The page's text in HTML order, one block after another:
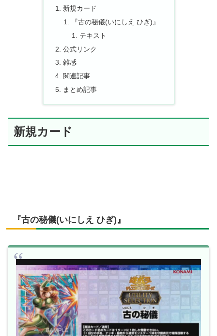
新規カード
『古の秘儀(いにしえ ひぎ)』
テキスト
公式リンク
雑感
関連記事
まとめ記事
新規カード
『古の秘儀(いにしえ ひぎ)』